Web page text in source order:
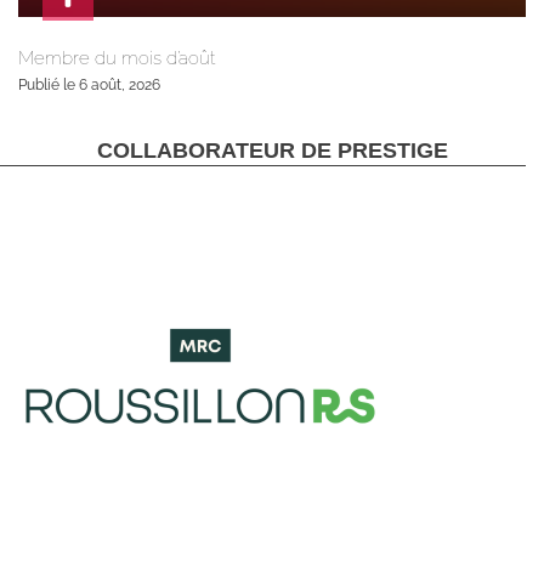
Membre du mois d’août
Publié le 6 août, 2026
COLLABORATEUR DE PRESTIGE